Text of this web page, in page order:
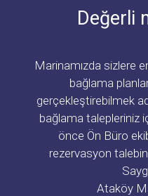
Değerli
Marinamızda sizlere
bağlama
gerçekleştirebilmek
bağlama talepleriniz
önce Ön Büro
rezervasyon
Ataköy